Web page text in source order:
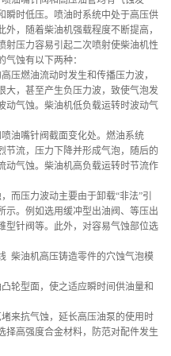
瞬时低压。喷油时系统中处于高压供
，随着柴油机强载程度不断提高，
射压力容易引起二次喷射使柴油机性
蚀有以下两种：
燃油流动时发生和传播压力波，
大，甚至产生负压力波，致使气泡发
动气蚀。柴油机低负载运转时波动气
油嘴针阀截面变化处。燃油系统
节流，压力下降并形成气泡，随后的
动气蚀。柴油机高负载运转时节流作
压力波动主要由于卸载“非法”引
示。例如选用缓冲型出油阀、等压出
型针阀等。此外，对容易气蚀部位选
柴油机高压铸造零件的穴蚀气泡模
轮型面，使之适应瞬时间供油量和
来抗气蚀，延长高压油泵的使用时
择高强度合金材料，防范对配件发生